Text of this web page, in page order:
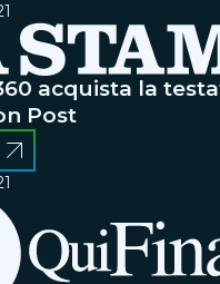
acquista la
Post